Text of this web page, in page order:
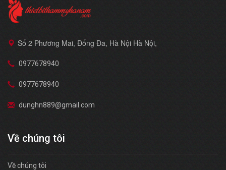
Số 2 Phương Mai, Đống Đa, Hà Nội Hà Nội,
0977678940
0977678940
dunghn889@gmail.com
Về chúng tôi
Về chúng tôi